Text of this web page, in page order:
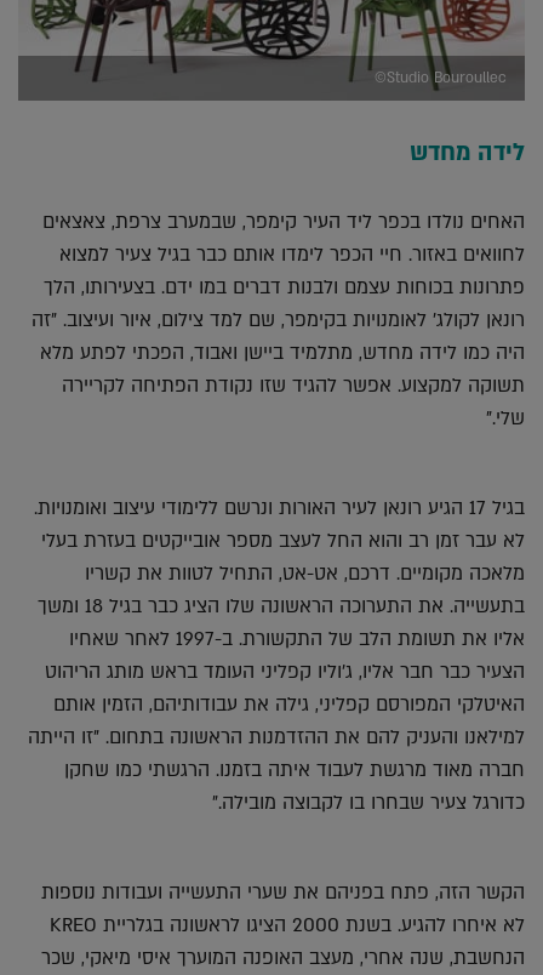
Studio Bouroullec©
לידה מחדש
האחים נולדו בכפר ליד העיר קימפר, שבמערב צרפת, צאצאים
לחוואים באזור. חיי הכפר לימדו אותם כבר בגיל צעיר למצוא
פתרונות בכוחות עצמם ולבנות דברים במו ידם. בצעירותו, הלך
רונאן לקולג' לאומנויות בקימפר, שם למד צילום, איור ועיצוב. "זה
היה כמו לידה מחדש, מתלמיד ביישן ואבוד, הפכתי לפתע מלא
תשוקה למקצוע. אפשר להגיד שזו נקודת הפתיחה לקריירה
שלי."
בגיל 17 הגיע רונאן לעיר האורות ונרשם ללימודי עיצוב ואומנויות.
לא עבר זמן רב והוא החל לעצב מספר אובייקטים בעזרת בעלי
מלאכה מקומיים. דרכם, אט-אט, התחיל לטוות את קשריו
בתעשייה. את התערוכה הראשונה שלו הציג כבר בגיל 18 ומשך
אליו את תשומת הלב של התקשורת. ב-1997 לאחר שאחיו
הצעיר כבר חבר אליו, ג'וליו קפליני העומד בראש מותג הריהוט
האיטלקי המפורסם קפליני, גילה את עבודותיהם, הזמין אותם
למילאנו והעניק להם את ההזדמנות הראשונה בתחום. "זו הייתה
חברה מאוד מרגשת לעבוד איתה בזמנו. הרגשתי כמו שחקן
כדורגל צעיר שבחרו בו לקבוצה מובילה."
הקשר הזה, פתח בפניהם את שערי התעשייה ועבודות נוספות
לא איחרו להגיע. בשנת 2000 הציגו לראשונה בגלריית KREO
הנחשבת, שנה אחרי, מעצב האופנה המוערך איסי מיאקי, שכר